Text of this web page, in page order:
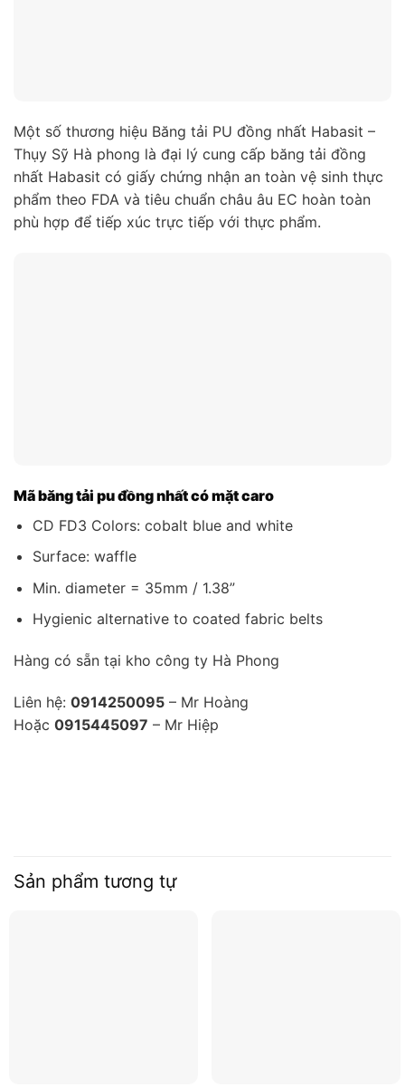
Một số thương hiệu Băng tải PU đồng nhất Habasit –
Thụy Sỹ Hà phong là đại lý cung cấp băng tải đồng
nhất Habasit có giấy chứng nhận an toàn vệ sinh thực
phẩm theo FDA và tiêu chuẩn châu âu EC hoàn toàn
phù hợp để tiếp xúc trực tiếp với thực phẩm.
Mã băng tải pu đồng nhất có mặt caro
CD FD3 Colors: cobalt blue and white
Surface: waffle
Min. diameter = 35mm / 1.38”
Hygienic alternative to coated fabric belts
Hàng có sẵn tại kho công ty Hà Phong
Liên hệ: 0914250095 – Mr Hoàng
Hoặc 0915445097 – Mr Hiệp
Sản phẩm tương tự